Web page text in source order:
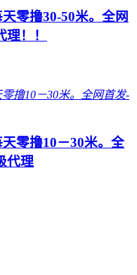
零撸30-50米。全网
！！
零撸10－30米。全
代理